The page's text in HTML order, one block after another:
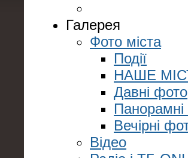
Галерея
Фото міста
Події
НАШЕ
Давні фото
Вечірні
Відео